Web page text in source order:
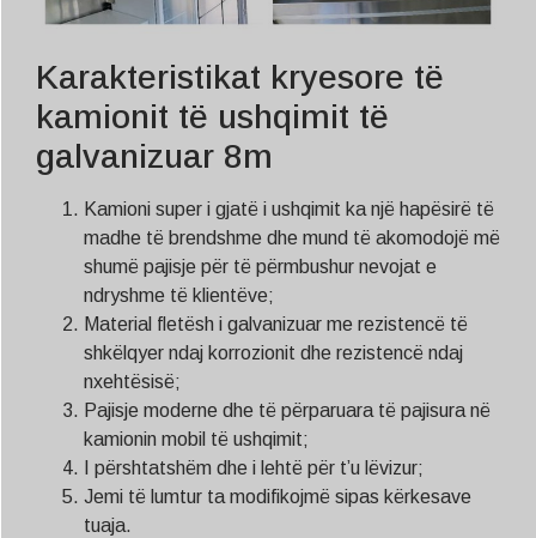
Karakteristikat kryesore të
kamionit të ushqimit të
galvanizuar 8m
Kamioni super i gjatë i ushqimit ka një hapësirë të
madhe të brendshme dhe mund të akomodojë më
shumë pajisje për të përmbushur nevojat e
ndryshme të klientëve;
Material fletësh i galvanizuar me rezistencë të
shkëlqyer ndaj korrozionit dhe rezistencë ndaj
nxehtësisë;
Pajisje moderne dhe të përparuara të pajisura në
kamionin mobil të ushqimit;
I përshtatshëm dhe i lehtë për t’u lëvizur;
Jemi të lumtur ta modifikojmë sipas kërkesave
tuaja.